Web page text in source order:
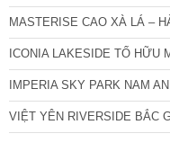
MASTERISE CAO XÀ LÁ –
ICONIA LAKESIDE TỐ HỮU
IMPERIA SKY PARK NAM
VIỆT YÊN RIVERSIDE BẮC